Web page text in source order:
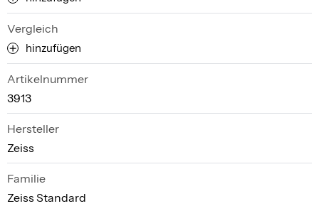
Vergleich
hinzufügen
Artikelnummer
3913
Hersteller
Zeiss
Familie
Zeiss Standard